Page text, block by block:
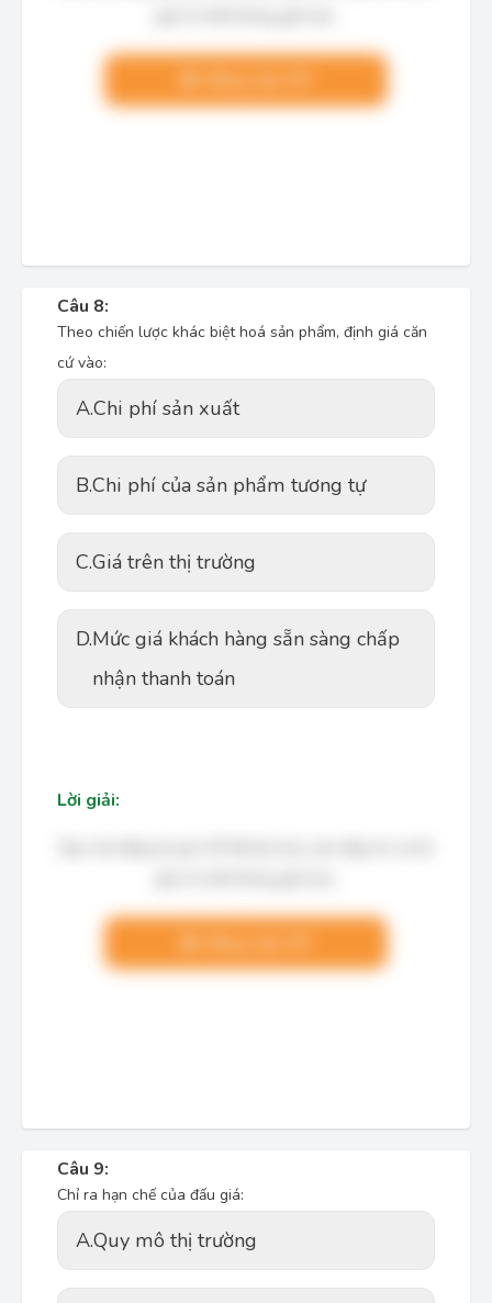
Câu 8:
Theo chiến lược khác biệt hoá sản phẩm, định giá căn
cứ vào:
A.Chi phí sản xuất
B.Chi phí của sản phẩm tương tự
C.Giá trên thị trường
D.Mức giá khách hàng sẵn sàng chấp
nhận thanh toán
Lời giải:
Câu 9:
Chỉ ra hạn chế của đấu giá:
A.Quy mô thị trường